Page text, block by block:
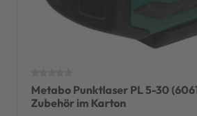
Metabo Punktlaser PL 5-30
Zubehör im Karton